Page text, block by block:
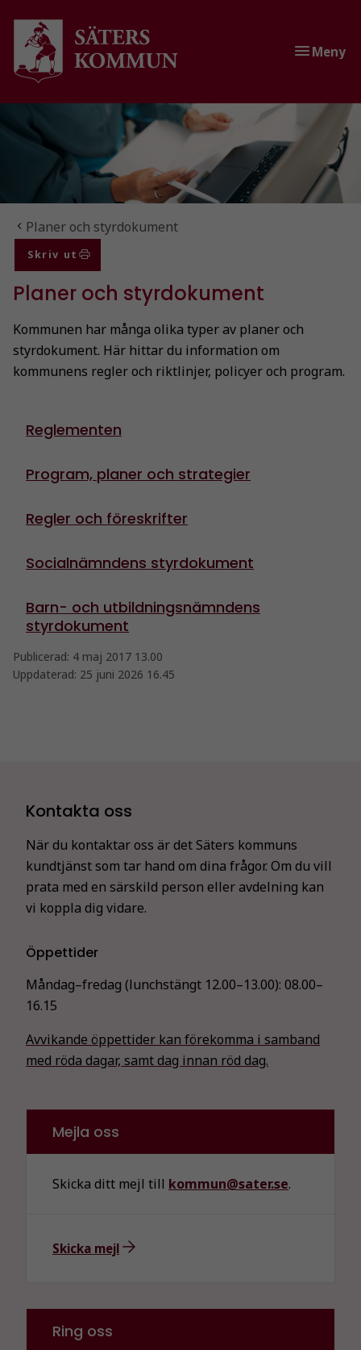
Gå till innehåll
Gå till huvudmeny
Gå till sidomeny
Meny
Du är här:
Planer och styrdokument
Skriv ut
Planer och styrdokument
Kommunen har många olika typer av planer och
styrdokument. Här hittar du information om
kommunens regler och riktlinjer, policyer och program.
Reglementen
Program, planer och strategier
Regler och föreskrifter
Socialnämndens styrdokument
Barn- och utbildningsnämndens
styrdokument
Publicerad: 4 maj 2017 13.00
Uppdaterad: 25 juni 2026 16.45
Kontakta oss
När du kontaktar oss är det Säters kommuns
kundtjänst som tar hand om dina frågor. Om du vill
prata med en särskild person eller avdelning kan
vi koppla dig vidare.
Öppettider
Måndag–fredag (lunchstängt 12.00–13.00): 08.00–
16.15
Avvikande öppettider kan förekomma i samband
med röda dagar, samt dag innan röd dag.
Mejla oss
Skicka ditt mejl till kommun@sater.se.
Skicka mejl
Ring oss